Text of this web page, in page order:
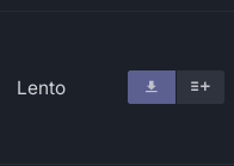
Lento